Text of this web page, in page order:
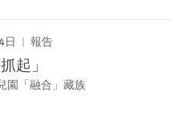
日 報告
起」
園「融合」藏族